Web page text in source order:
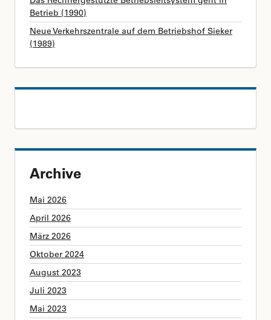
Betrieb (1990)
Neue Verkehrszentrale auf dem Betriebshof Sieker
(1989)
Archive
Mai 2026
April 2026
März 2026
Oktober 2024
August 2023
Juli 2023
Mai 2023